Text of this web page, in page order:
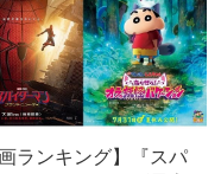
画ランキング】『スパ